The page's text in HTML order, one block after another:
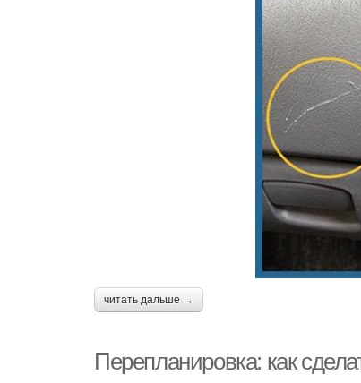
читать дальше →
Перепланировка: как